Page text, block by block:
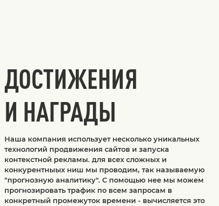
ДОСТИЖЕНИЯ
И НАГРАДЫ
Наша компания использует несколько уникальных
технологий продвижения сайтов и запуска
контекстной рекламы. для всех сложных и
конкурентныых ниш мы проводим, так называемую
"прогнозную аналитику". С помощью нее мы можем
прогнозировать трафик по всем запросам в
конкретный промежуток времени - вычисляется это